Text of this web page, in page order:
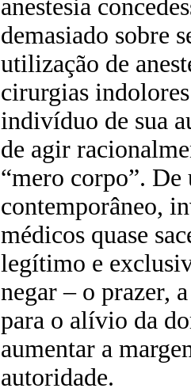
anestesia
demasiado sobre
utilização de
cirurgias
indivíduo de sua
de agir
“mero corpo”.
contemporâneo,
médicos quase
legítimo e
negar – o prazer,
para o alívio da
aumentar a
autoridade.